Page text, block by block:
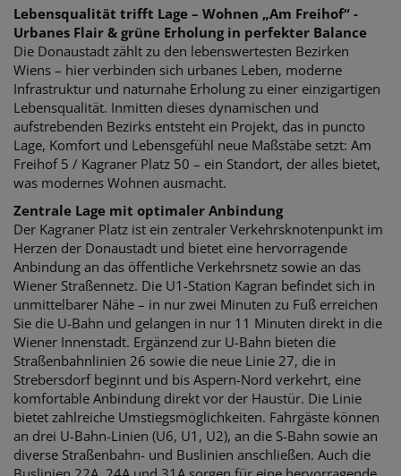
Lebensqualität trifft Lage – Wohnen „Am Freihof“ -
Urbanes Flair & grüne Erholung in perfekter Balance
Die Donaustadt zählt zu den lebenswertesten Bezirken
Wiens – hier verbinden sich urbanes Leben, moderne
Infrastruktur und naturnahe Erholung zu einer einzigartigen
Lebensqualität. Inmitten dieses dynamischen und
aufstrebenden Bezirks entsteht ein Projekt, das in puncto
Lage, Komfort und Lebensgefühl neue Maßstäbe setzt: Am
Freihof 5 / Kagraner Platz 50 – ein Standort, der alles bietet,
was modernes Wohnen ausmacht.
Zentrale Lage mit optimaler Anbindung
Der Kagraner Platz ist ein zentraler Verkehrsknotenpunkt im
Herzen der Donaustadt und bietet eine hervorragende
Anbindung an das öffentliche Verkehrsnetz sowie an das
Wiener Straßennetz. Die U1-Station Kagran befindet sich in
unmittelbarer Nähe – in nur zwei Minuten zu Fuß erreichen
Sie die U-Bahn und gelangen in nur 11 Minuten direkt in die
Wiener Innenstadt. Ergänzend zur U-Bahn bieten die
Straßenbahnlinien 26 sowie die neue Linie 27, die in
Strebersdorf beginnt und bis Aspern-Nord verkehrt, eine
komfortable Anbindung direkt vor der Haustür. Die Linie
bietet zahlreiche Umstiegsmöglichkeiten. Fahrgäste können
an drei U-Bahn-Linien (U6, U1, U2), an die S-Bahn sowie an
diverse Straßenbahn- und Buslinien anschließen. Auch die